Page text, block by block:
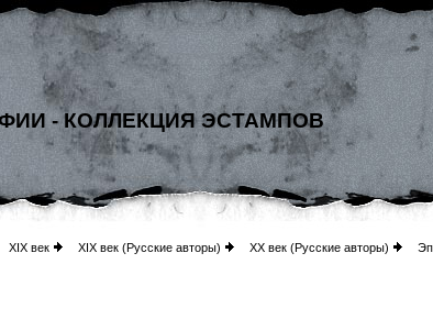
- КОЛЛЕКЦИЯ ЭСТАМПОВ
XIX век XIX век (Русские авторы) XX век (Русские авторы)